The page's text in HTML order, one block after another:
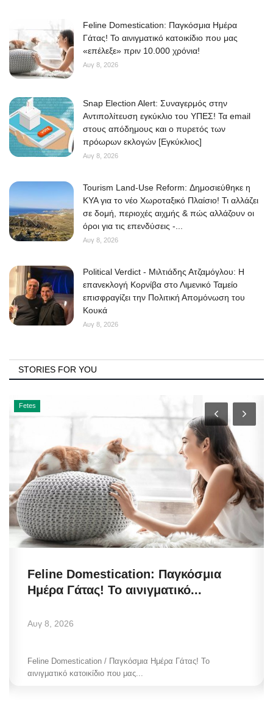
Feline Domestication: Παγκόσμια Ημέρα
Γάτας! Το αινιγματικό κατοικίδιο που μας
«επέλεξε» πριν 10.000 χρόνια!
Αυγ 8, 2026
Snap Election Alert: Συναγερμός στην
Αντιπολίτευση εγκύκλιο του ΥΠΕΣ! Τα email
στους απόδημους και ο πυρετός των
πρόωρων εκλογών [Εγκύκλιος]
Αυγ 8, 2026
Tourism Land-Use Reform: Δημοσιεύθηκε η
ΚΥΑ για το νέο Χωροταξικό Πλαίσιο! Τι αλλάζει
σε δομή, περιοχές αιχμής & πώς αλλάζουν οι
όροι για τις επενδύσεις -...
Αυγ 8, 2026
Political Verdict - Μιλτιάδης Ατζαμόγλου: Η
επανεκλογή Κορνίβα στο Λιμενικό Ταμείο
επισφραγίζει την Πολιτική Απομόνωση του
Κουκά
Αυγ 8, 2026
STORIES FOR YOU
Fetes
Feline Domestication: Παγκόσμια
Ημέρα Γάτας! Το αινιγματικό...
Αυγ 8, 2026
Feline Domestication / Παγκόσμια Ημέρα Γάτας! Το
αινιγματικό κατοικίδιο που μας...